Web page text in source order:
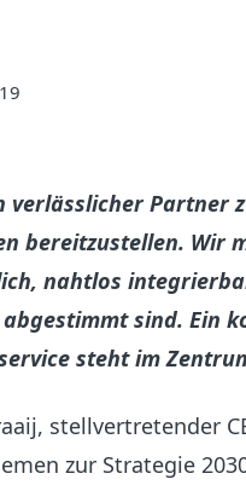
verlässlicher Partner
bereitzustellen. Wir
nahtlos
abgestimmt sind. Ein
steht im
stellvertretender
zur Strategie